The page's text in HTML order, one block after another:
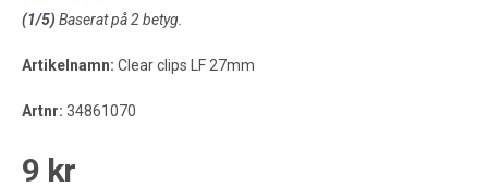
(1/5) Baserat på2betyg.
Artikelnamn: Clear clips LF 27mm
Artnr: 34861070
9 kr